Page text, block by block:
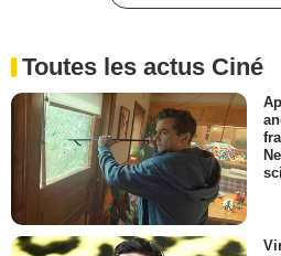
Toutes les actus Ciné